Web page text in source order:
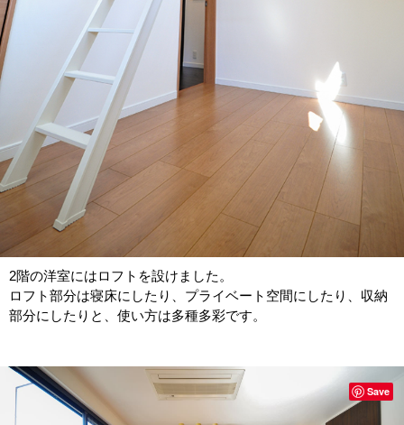
2階の洋室にはロフトを設けました。
ロフト部分は寝床にしたり、プライベート空間にしたり、収納
部分にしたりと、使い方は多種多彩です。
Save